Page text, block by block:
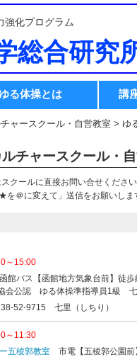
強化プログラム
総合研究
ゆる体操とは 講
ャースクール・自営教室 >
チャースクール・
クールに直接お問い合せくださ
＠に変えて」送信をお願いしま
～15:00
館バス【函館地方気象台前】徒歩
会公認 ゆる体操準指導員1級
52-9715 七里（しちり）
～11:30
五稜郭教室 市電【五稜郭公園前